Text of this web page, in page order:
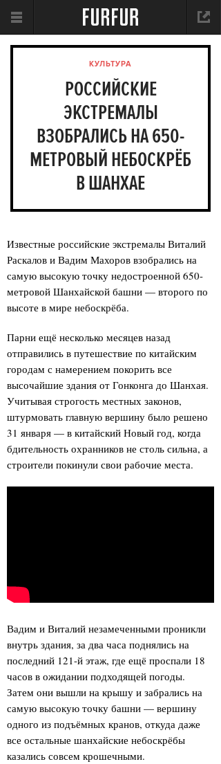
КУЛЬТУРА
РОССИЙСКИЕ
ЭКСТРЕМАЛЫ
ВЗОБРАЛИСЬ НА 650-
МЕТРОВЫЙ НЕБОСКРЁБ
В ШАНХАЕ
Известные российские экстремалы Виталий
Раскалов и Вадим Махоров взобрались на
самую высокую точку недостроенной 650-
метровой Шанхайской башни — второго по
высоте в мире небоскрёба.
Парни ещё несколько месяцев назад
отправились в путешествие по китайским
городам с намерением покорить все
высочайшие здания от Гонконга до Шанхая.
Учитывая строгость местных законов,
штурмовать главную вершину было решено
31 января — в китайский Новый год, когда
бдительность охранников не столь сильна, а
строители покинули свои рабочие места.
Вадим и Виталий незамеченными проникли
внутрь здания, за два часа поднялись на
последний 121-й этаж, где ещё проспали 18
часов в ожидании подходящей погоды.
Затем они вышли на крышу и забрались на
самую высокую точку башни — вершину
одного из подъёмных кранов, откуда даже
все остальные шанхайские небоскрёбы
казались совсем крошечными.